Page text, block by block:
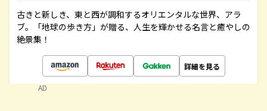
古きと新しき、東と西が調和するオリエンタルな世界、アラ
ブ。「地球の歩き方」が贈る、人生を輝かせる名言と癒やしの
絶景集！
詳細を見る
AD